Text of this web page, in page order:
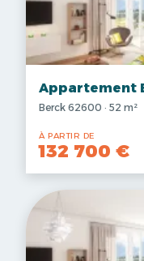
Appartement
Berck 62600 · 52 m²
À PARTIR DE
132 700 €